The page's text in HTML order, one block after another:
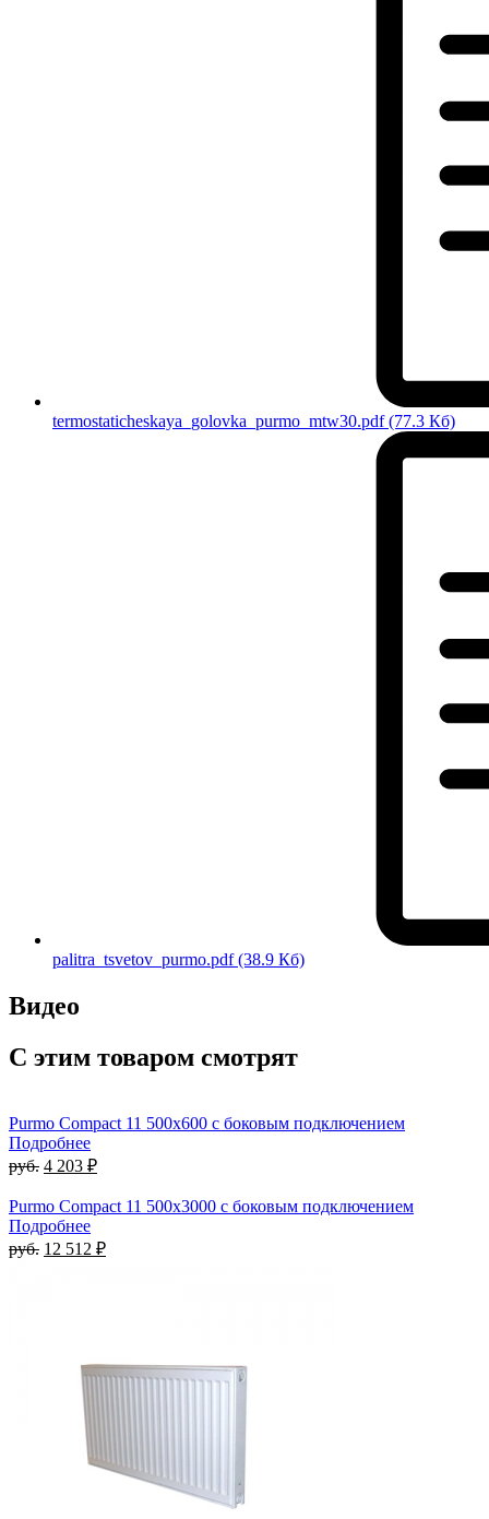
termostaticheskaya_golovka_purmo_mtw30.pdf(77.3 Кб)
palitra_tsvetov_purmo.pdf(38.9 Кб)
Видео
С этим товаром смотрят
Purmo Compact 11 500х600 с боковым подключением
Подробнее
руб. 4 203 ₽
Purmo Compact 11 500х3000 с боковым подключением
Подробнее
руб. 12 512 ₽